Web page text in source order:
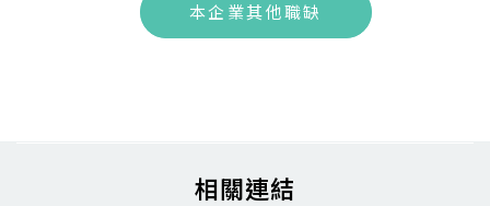
本企業其他職缺
相關連結